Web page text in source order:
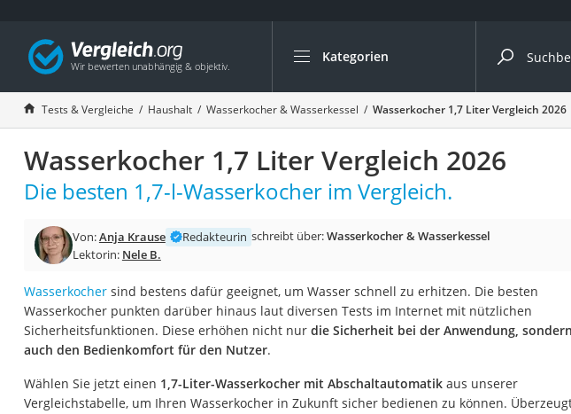
Kategorien
Die beliebtesten Vergleiche nach Kategorie
Haushalt
Wassersprudler
Zentralstaubsauger
Brotbackautomat
Wäschespinne
Spülmaschinentabs
Akku-Staubsauger
AEG-Waschmaschine
Saug-Wisch-Roboter
Tests & Vergleiche Haushalt Wasserkocher & Wasserkessel Wasserkocher 1,7 Liter Vergleich 2026
Wasserkocher 1,7 Liter Vergleich 2026
Die besten 1,7-l-Wasserkocher im Vergleich.
Von:Anja Krause Redakteurin schreibt über:Wasserkocher & Wasserkessel
Lektorin: Nele B.
Wasserkochersind bestens dafür geeignet, um Wasser schnell zu erhitzen. Die besten
Wasserkocher punkten darüber hinaus laut diversen Tests im Internet mit nützlichen
Sicherheitsfunktionen. Diese erhöhen nicht nur die Sicherheit bei der Anwendung, sondern
auch den Bedienkomfort für den Nutzer.
Wählen Sie jetzt einen 1,7-Liter-Wasserkocher mit Abschaltautomatikaus unserer
Vergleichstabelle, um Ihren Wasserkocher in Zukunft sicher bedienen zu können.